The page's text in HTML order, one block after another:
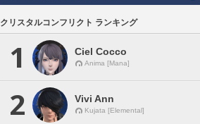
クリスタルコンフリクト ランキング
1 Ciel Cocco
Anima [Mana]
2 Vivi Ann
Kujata [Elemental]